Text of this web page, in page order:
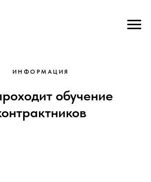
ИНФОРМАЦИЯ
обучение